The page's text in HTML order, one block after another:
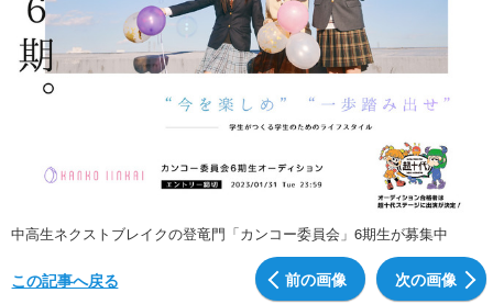
中高生ネクストブレイクの登竜門「カンコー委員会」6期生が募集中
前の画像 次の画像
この記事へ戻る